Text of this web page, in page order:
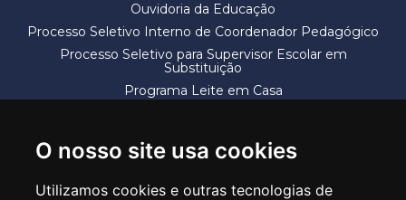
O nosso site usa cookies
Utilizamos cookies e outras tecnologias de
Ouvidoria da Educação
Processo Seletivo Interno de Coordenador Pedagógico
Processo Seletivo para Supervisor Escolar em
Substituição
Programa Leite em Casa